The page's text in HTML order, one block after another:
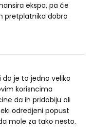
ekspo, pa će
pretplatnika dobro
je to jedno veliko
korisncima
da ih pridobiju ali
odredjeni popust
mole za tako nesto.